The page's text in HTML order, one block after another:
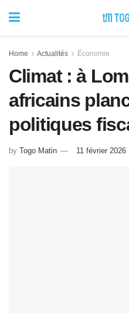
Home Actualités Économie
Climat : à
africains
politiques
by Togo Matin 11 février 2026